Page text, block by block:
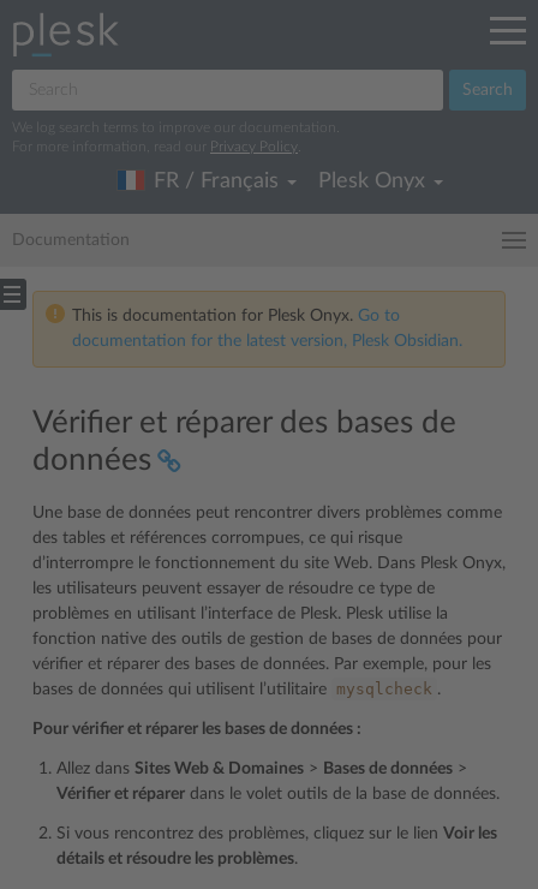
Search
We log search terms to improve our documentation.
For more information, read our
Privacy Policy
FR / Français Plesk Onyx
Documentation
This is documentation for Plesk Onyx. Go to
documentation for the latest version, Plesk Obsidian.
Vérifier et réparer des bases de
données
Une base de données peut rencontrer divers problèmes comme
des tables et références corrompues, ce qui risque
d’interrompre le fonctionnement du site Web. Dans Plesk Onyx,
les utilisateurs peuvent essayer de résoudre ce type de
problèmes en utilisant l’interface de Plesk. Plesk utilise la
fonction native des outils de gestion de bases de données pour
vérifier et réparer des bases de données. Par exemple, pour les
bases de données qui utilisent l’utilitaire
mysqlcheck .
Pour vérifier et réparer les bases de données :
Allez dans Sites Web & Domaines > Bases de données >
Vérifier et réparer dans le volet outils de la base de données.
Si vous rencontrez des problèmes, cliquez sur le lien Voir les
détails et résoudre les problèmes.